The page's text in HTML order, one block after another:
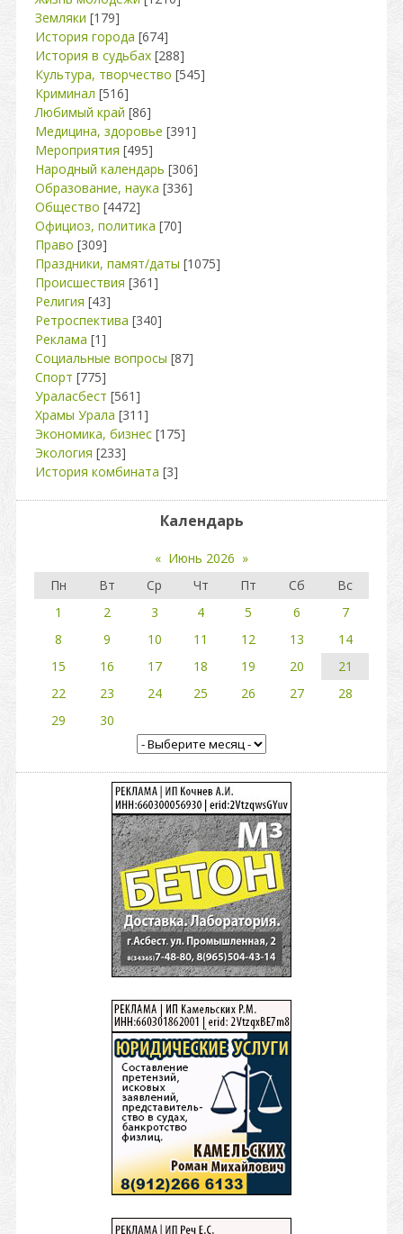
Земляки [179]
История города [674]
История в судьбах [288]
Культура, творчество [545]
Криминал [516]
Любимый край [86]
Медицина, здоровье [391]
Мероприятия [495]
Народный календарь [306]
Образование, наука [336]
Общество [4472]
Официоз, политика [70]
Право [309]
Праздники, памят/даты [1075]
Происшествия [361]
Религия [43]
Ретроспектива [340]
Реклама [1]
Социальные вопросы [87]
Спорт [775]
Ураласбест [561]
Храмы Урала [311]
Экономика, бизнес [175]
Экология [233]
История комбината [3]
Календарь
« Июнь 2026 »
Пн
Вт Ср Чт Пт Сб
Вс
1
2 3 4 5 6
7
8
9 10 11 12 13
14
15
16 17 18 19 20
21
22
23 24 25 26 27
28
29
30